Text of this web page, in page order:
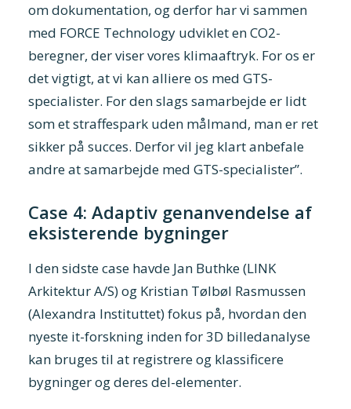
om dokumentation, og derfor har vi sammen
med FORCE Technology udviklet en CO2-
beregner, der viser vores klimaaftryk. For os er
det vigtigt, at vi kan alliere os med GTS-
specialister. For den slags samarbejde er lidt
som et straffespark uden målmand, man er ret
sikker på succes. Derfor vil jeg klart anbefale
andre at samarbejde med GTS-specialister”.
Case 4: Adaptiv genanvendelse af
eksisterende bygninger
I den sidste case havde Jan Buthke (LINK
Arkitektur A/S) og Kristian Tølbøl Rasmussen
(Alexandra Instituttet) fokus på, hvordan den
nyeste it-forskning inden for 3D billedanalyse
kan bruges til at registrere og klassificere
bygninger og deres del-elementer.